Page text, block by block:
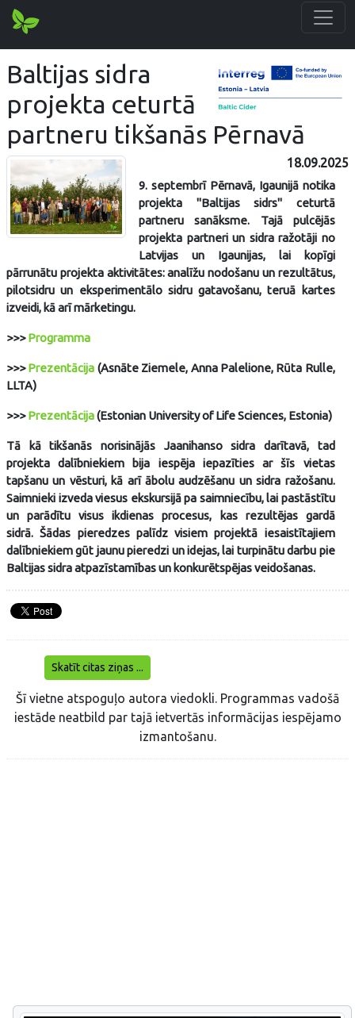
Baltijas sidra
projekta ceturtā
partneru tikšanās Pērnavā
18.09.2025
9. septembrī Pērnavā, Igaunijā notika
projekta "Baltijas sidrs" ceturtā
partneru sanāksme. Tajā pulcējās
projekta partneri un sidra ražotāji no
Latvijas un Igaunijas, lai kopīgi
pārrunātu projekta aktivitātes: analīžu nodošanu un rezultātus,
pilotsidru un eksperimentālo sidru gatavošanu, teruā kartes
izveidi, kā arī mārketingu.
>>>Programma
>>>Prezentācija (Asnāte Ziemele, Anna Palelione, Rūta Rulle,
LLTA)
>>>Prezentācija(Estonian University of Life Sciences, Estonia)
Tā kā tikšanās norisinājās Jaanihanso sidra darītavā, tad
projekta dalībniekiem bija iespēja iepazīties ar šīs vietas
tapšanu un vēsturi, kā arī ābolu audzēšanu un sidra ražošanu.
Saimnieki izveda viesus ekskursijā pa saimniecību, lai pastāstītu
un parādītu visus ikdienas procesus, kas rezultējas gardā
sidrā. Šādas pieredzes palīdz visiem projektā iesaistītajiem
dalībniekiem gūt jaunu pieredzi un idejas, lai turpinātu darbu pie
Baltijas sidra atpazīstamības un konkurētspējas veidošanas.
Skatīt citas ziņas ...
Šī vietne atspoguļo autora viedokli. Programmas vadošā
iestāde neatbild par tajā ietvertās informācijas iespējamo
izmantošanu.